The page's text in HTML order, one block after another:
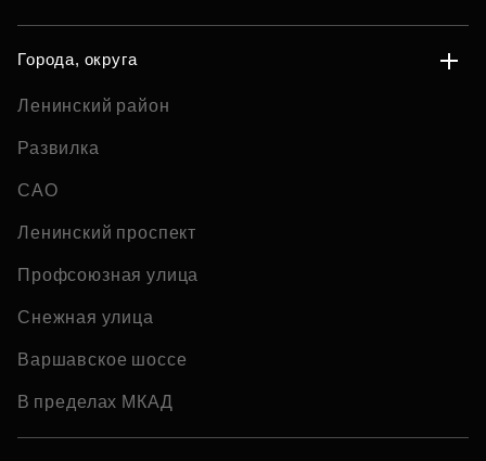
Города, округа
Ленинский район
Развилка
САО
Ленинский проспект
Профсоюзная улица
Снежная улица
Варшавское шоссе
В пределах МКАД